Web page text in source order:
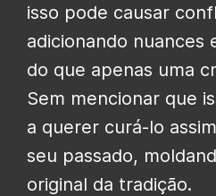
isso pode causar
adicionando nuances
do que apenas uma
Sem mencionar que
a querer curá-lo
seu passado,
original da tradição.